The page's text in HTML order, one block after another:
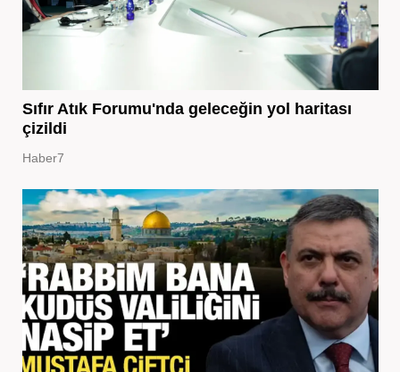
Sıfır Atık Forumu'nda geleceğin yol haritası
çizildi
Haber7